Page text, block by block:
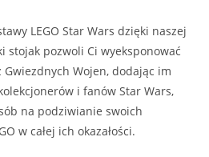
LEGO Star Wars dzięki naszej
stojak pozwoli Ci wyeksponować
Wojen, dodając im
i fanów Star Wars,
na podziwianie swoich
w całej ich okazałości.